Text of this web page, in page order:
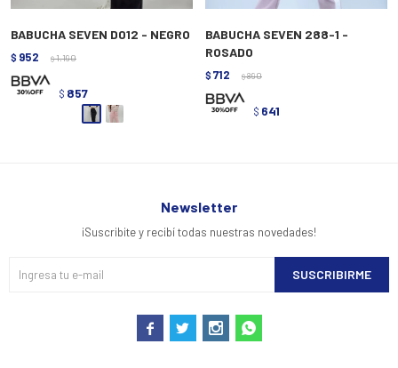
BABUCHA SEVEN D012 - NEGRO
$ 952 $ 1.190
$ 857
BABUCHA SEVEN 288-1 -
ROSADO
$ 712 $ 890
$ 641
Newsletter
¡Suscribite y recibí todas nuestras novedades!
SUSCRIBIRME
   